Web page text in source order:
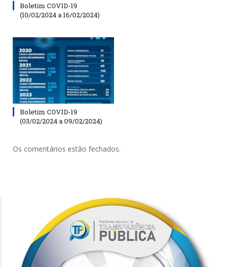
Boletim COVID-19
(10/02/2024 a 16/02/2024)
Boletim COVID-19
(03/02/2024 a 09/02/2024)
Os comentários estão fechados.